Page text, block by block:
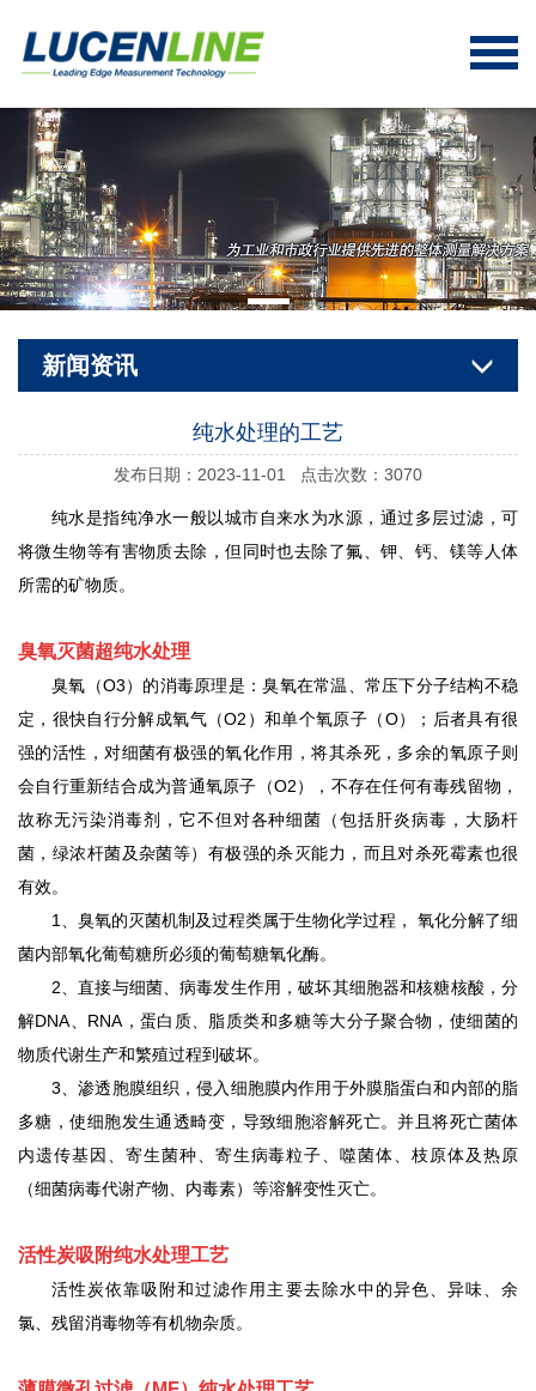
新闻资讯
纯水处理的工艺
发布日期：2023-11-01 点击次数：3070
纯水是指纯净水一般以城市自来水为水源，通过多层过滤，可
将微生物等有害物质去除，但同时也去除了氟、钾、钙、镁等人体
所需的矿物质。
臭氧灭菌超纯水处理
臭氧（O3）的消毒原理是：臭氧在常温、常压下分子结构不稳
定，很快自行分解成氧气（O2）和单个氧原子（O）；后者具有很
强的活性，对细菌有极强的氧化作用，将其杀死，多余的氧原子则
会自行重新结合成为普通氧原子（O2），不存在任何有毒残留物，
故称无污染消毒剂，它不但对各种细菌（包括肝炎病毒，大肠杆
菌，绿浓杆菌及杂菌等）有极强的杀灭能力，而且对杀死霉素也很
有效。
1、臭氧的灭菌机制及过程类属于生物化学过程， 氧化分解了细
菌内部氧化葡萄糖所必须的葡萄糖氧化酶。
2、直接与细菌、病毒发生作用，破坏其细胞器和核糖核酸，分
解DNA、RNA，蛋白质、脂质类和多糖等大分子聚合物，使细菌的
物质代谢生产和繁殖过程到破坏。
3、渗透胞膜组织，侵入细胞膜内作用于外膜脂蛋白和内部的脂
多糖，使细胞发生通透畸变，导致细胞溶解死亡。并且将死亡菌体
内遗传基因、寄生菌种、寄生病毒粒子、噬菌体、枝原体及热原
（细菌病毒代谢产物、内毒素）等溶解变性灭亡。
活性炭吸附纯水处理工艺
活性炭依靠吸附和过滤作用主要去除水中的异色、异味、余
氯、残留消毒物等有机物杂质。